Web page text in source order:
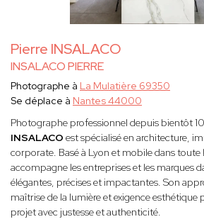
Pierre INSALACO
INSALACO PIERRE
Photographe à La Mulatière 69350
Se déplace à Nantes 44000
Photographe professionnel depuis bientôt
INSALACO est spécialisé en architecture,
corporate. Basé à Lyon et mobile dans toute
accompagne les entreprises et les marques
élégantes, précises et impactantes. Son
maîtrise de la lumière et exigence esthétique
projet avec justesse et authenticité.